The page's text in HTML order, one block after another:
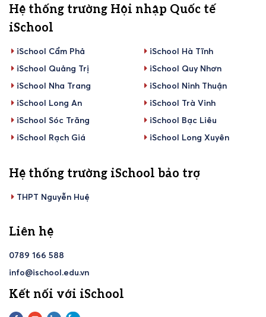
Hệ thống trường Hội nhập Quốc tế
iSchool
iSchool Cẩm Phả
iSchool Hà Tĩnh
iSchool Quảng Trị
iSchool Quy Nhơn
iSchool Nha Trang
iSchool Ninh Thuận
iSchool Long An
iSchool Trà Vinh
iSchool Sóc Trăng
iSchool Bạc Liêu
iSchool Rạch Giá
iSchool Long Xuyên
Hệ thống trường iSchool bảo trợ
THPT Nguyễn Huệ
Liên hệ
0789 166 588
info@ischool.edu.vn
Kết nối với iSchool